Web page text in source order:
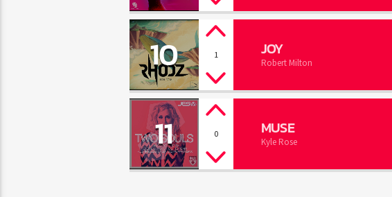
10 1 JOY
Robert Milton
11 0 MUSE
Kyle Rose